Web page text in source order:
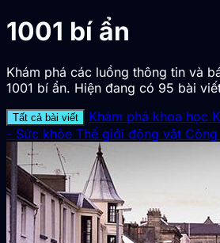
1001 bí ẩn
Khám phá các luồng thông tin và
1001 bí ẩn. Hiện đang có 95 bài
Tất cả bài viết Khám phá khoa học
- Sức khỏe Thế giới động vật